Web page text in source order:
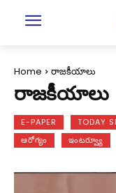
Home రాజకీయాలు
రాజకీయాలు
E-PAPER TODAY
ఆరోగ్యం
ఇంటర్వ్యూ